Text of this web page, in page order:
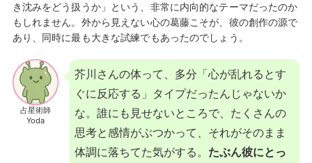
き沈みをどう扱うか」という、非常に内向的なテーマだったのか
もしれません。外から見えない心の葛藤こそが、彼の創作の源で
あり、同時に最も大きな試練でもあったのでしょう。
占星術師
Yoda
芥川さんの体って、多分「心が乱れるとす
ぐに反応する」タイプだったんじゃないか
な。誰にも見せないところで、たくさんの
思考と感情がぶつかって、それがそのまま
体調に落ちてた気がする。 たぶん彼にとっ